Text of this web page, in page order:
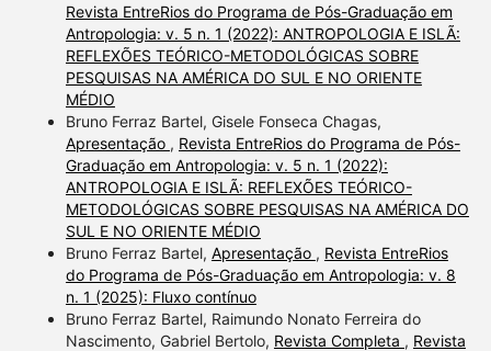
Revista EntreRios do Programa de Pós-Graduação em
Antropologia: v. 5 n. 1 (2022): ANTROPOLOGIA E ISLÃ:
REFLEXÕES TEÓRICO-METODOLÓGICAS SOBRE
PESQUISAS NA AMÉRICA DO SUL E NO ORIENTE
MÉDIO
Bruno Ferraz Bartel, Gisele Fonseca Chagas,
Apresentação , Revista EntreRios do Programa de Pós-
Graduação em Antropologia: v. 5 n. 1 (2022):
ANTROPOLOGIA E ISLÃ: REFLEXÕES TEÓRICO-
METODOLÓGICAS SOBRE PESQUISAS NA AMÉRICA DO
SUL E NO ORIENTE MÉDIO
Bruno Ferraz Bartel, Apresentação , Revista EntreRios
do Programa de Pós-Graduação em Antropologia: v. 8
n. 1 (2025): Fluxo contínuo
Bruno Ferraz Bartel, Raimundo Nonato Ferreira do
Nascimento, Gabriel Bertolo, Revista Completa , Revista